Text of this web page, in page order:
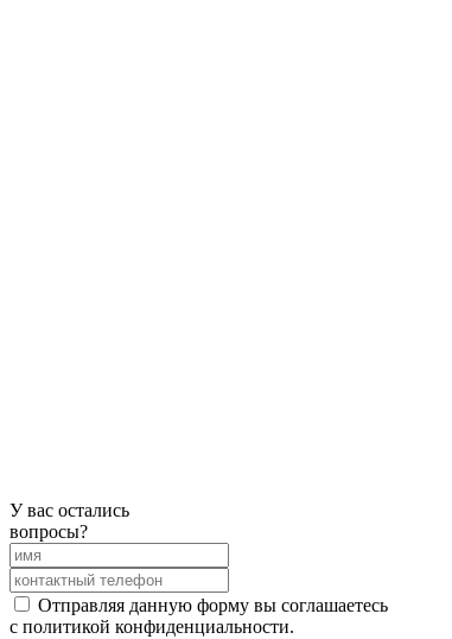
У вас остались
вопросы?
Отправляя данную форму вы соглашаетесь
с политикой конфиденциальности.